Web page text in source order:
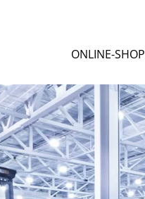
ONLINE-SHOP